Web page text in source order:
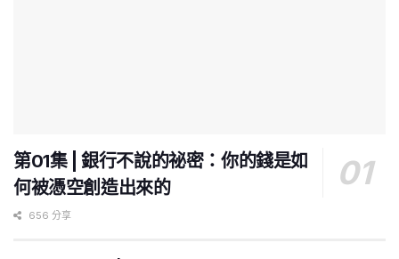
第01集 | 銀行不說的祕密：你的錢是如
何被憑空創造出來的
656 分享